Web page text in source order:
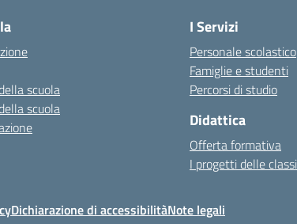
scuola
scuola
I Servizi
Personale scolastico
Famiglie e studenti
Percorsi di studio
Didattica
Offerta formativa
I progetti delle classi
Dichiarazione di accessibilitàNote legali